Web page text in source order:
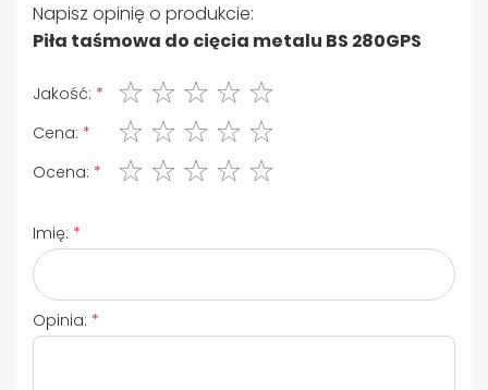
Napisz opinię o produkcie:
Piła taśmowa do cięcia metalu BS 280GPS
Jakość:
1 gwiazdka
2 gwiazdki
3 gwiazdki4 gwiazdki
Cena:
1 gwiazdka
2 gwiazdki
3 gwiazdki4 gwiazdki
Ocena:
1 gwiazdka
2 gwiazdki
3 gwiazdki4 gwiazdki
Imię:
Opinia: